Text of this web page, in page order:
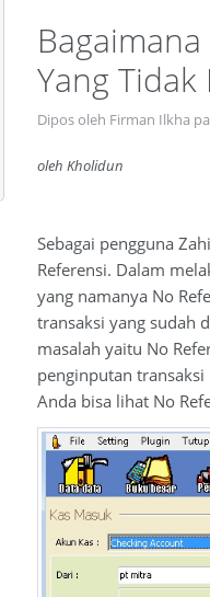
Yang
Dipos oleh Firman Ilkha
oleh Kholidun
Sebagai pengguna
Referensi. Dalam
yang namanya No
transaksi yang sudah
masalah yaitu No
penginputan
Anda bisa lihat No